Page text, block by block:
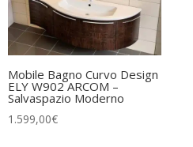
Mobile Bagno Curvo Design
ELY W902 ARCOM –
Salvaspazio Moderno
1.599,00€